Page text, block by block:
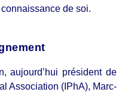
de soi.
aujourd’hui président de
Association (IPhA), Marc-